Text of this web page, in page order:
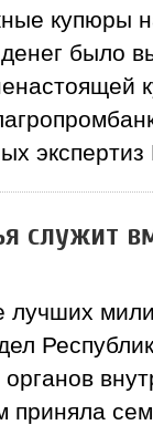
купюры
было
служит
лучших
органов
приняла